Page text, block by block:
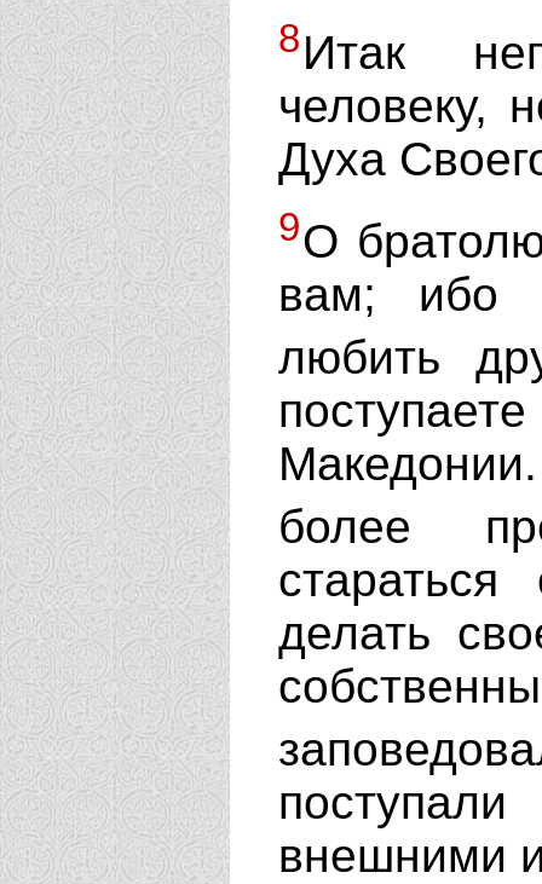
8Итак
человеку,
Духа
9О
вам; ибо
любить
более
делать
внешними